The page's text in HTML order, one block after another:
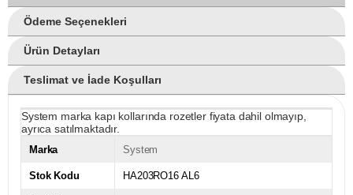
Ödeme Seçenekleri
Ürün Detayları
Teslimat ve İade Koşulları
System marka kapı kollarında rozetler fiyata dahil olmayıp,
ayrıca satılmaktadır.
Marka System
Stok Kodu HA203RO16 AL6